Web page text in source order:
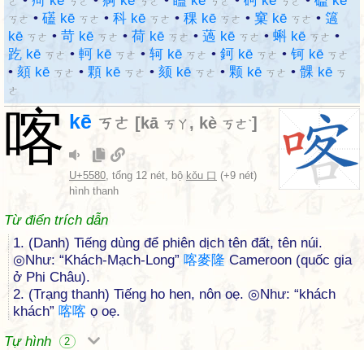
ㄎㄜ • 礚 kē ㄎㄜ • 科 kē ㄎㄜ • 稞 kē ㄎㄜ • 窠 kē ㄎㄜ • 簻
kē ㄎㄜ • 苛 kē ㄎㄜ • 荷 kē ㄎㄜ • 薖 kē ㄎㄜ • 蝌 kē ㄎㄜ •
趷 kē ㄎㄜ • 軻 kē ㄎㄜ • 轲 kē ㄎㄜ • 鈳 kē ㄎㄜ • 钶 kē ㄎㄜ
• 頦 kē ㄎㄜ • 顆 kē ㄎㄜ • 颏 kē ㄎㄜ • 颗 kē ㄎㄜ • 髁 kē ㄎ
ㄜ
喀 kē ㄎㄜ [kā ㄎㄚ , kè ㄎㄜˋ]
U+5580, tổng 12 nét, bộ kǒu 口 (+9 nét)
hình thanh
Từ điển trích dẫn
1. (Danh) Tiếng dùng để phiên dịch tên đất, tên núi.
◎Như: “Khách-Mạch-Long” 喀麥隆 Cameroon (quốc gia
ở Phi Châu).
2. (Trạng thanh) Tiếng ho hen, nôn oẹ. ◎Như: “khách
khách” 喀喀 ọ oẹ.
Tự hình
2